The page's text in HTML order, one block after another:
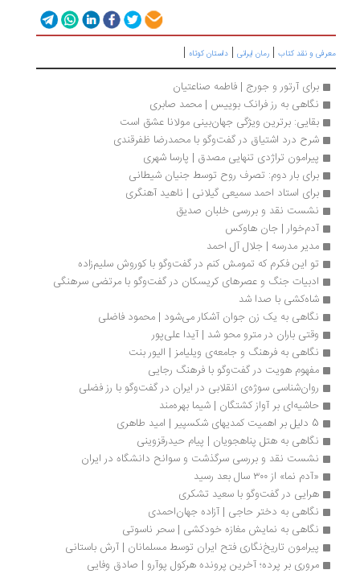
و نقد کتاب|رمان ایرانی|داستان کوتاه|
برای آرتور و جورج | فاطمه صناعتیان
نگاهی به رز فرانک بوییس | محمد صابری
بقایی: برترین ویژگی جهان‌بینی مولانا عشق است
شرح درد اشتیاق در گفت‌وگو با محمدرضا ظفرقندی
پیرامون تراژدی تنهایی مصدق | پارسا شهری
برای بار دوم: تصرف روح توسط جنیان شیطانی
برای استاد احمد سمیعی گیلانی | ناهید آهنگری
نشست نقد و بررسی خلبان صدیق
آدم‌خوار | جان هاوکس
مدیر مدرسه | جلال آل احمد
تو این فکرم که تمومش کنم در گفت‌‎وگو با کوروش سلیم‌زاده
ادبیات جنگ و عصرهای کریسکان در گفت‌وگو با مرتضی سرهنگی
شاه‌کشی با صدا شد
نگاهی به یک زن جوان آشکار می‌شود | محمود فاضلی
وقتی باران در مترو محو شد | آیدا علی‌پور
نگاهی به فرهنگ و جامعه‌ی ویلیامز | الیور بنت
مفهوم هویت در گفت‌وگو با فرهنگ رجایی
روان‌شناسی سوژه‌ی انقلابی در ایران در گفت‌وگو با رز فضلی
حاشیه‌ای بر آواز کشتگان | شیما بهره‌مند
نگاهی به هتل پناهجویان | پیام حیدرقزوینی
نشست نقد و بررسی سرگذشت و سوانح دانشگاه در ایران
«آدم‌ نما» از ۳۰۰ سال بعد رسید
هرایی در گفت‌وگو با سعید تشکری
نگاهی به دختر حاجی | آزاده جهان‌احمدی
نگاهی به نمایش مغازه خودکشی | سحر ناسوتی
پیرامون تاریخ‌نگاری فتح ایران توسط مسلمانان | آرش باستانی
مروری بر پرده؛ آخرین پرونده هرکول پوآرو | صادق وفایی